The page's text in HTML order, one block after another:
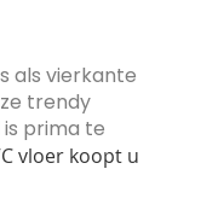
als vierkante
trendy
prima te
vloer koopt u